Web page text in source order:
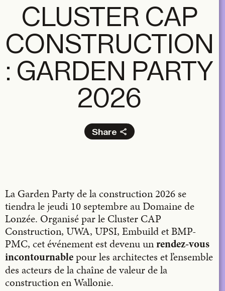
CLUSTER CAP
CONSTRUCTION
: GARDEN PARTY
2026
Share
Email
La Garden Party de la construction 2026 se
tiendra le jeudi 10 septembre au Domaine de
Lonzée. Organisé par le Cluster CAP
Construction, UWA, UPSI, Embuild et BMP-
PMC, cet événement est devenu un rendez-vous
incontournable pour les architectes et l’ensemble
des acteurs de la chaîne de valeur de la
construction en Wallonie.